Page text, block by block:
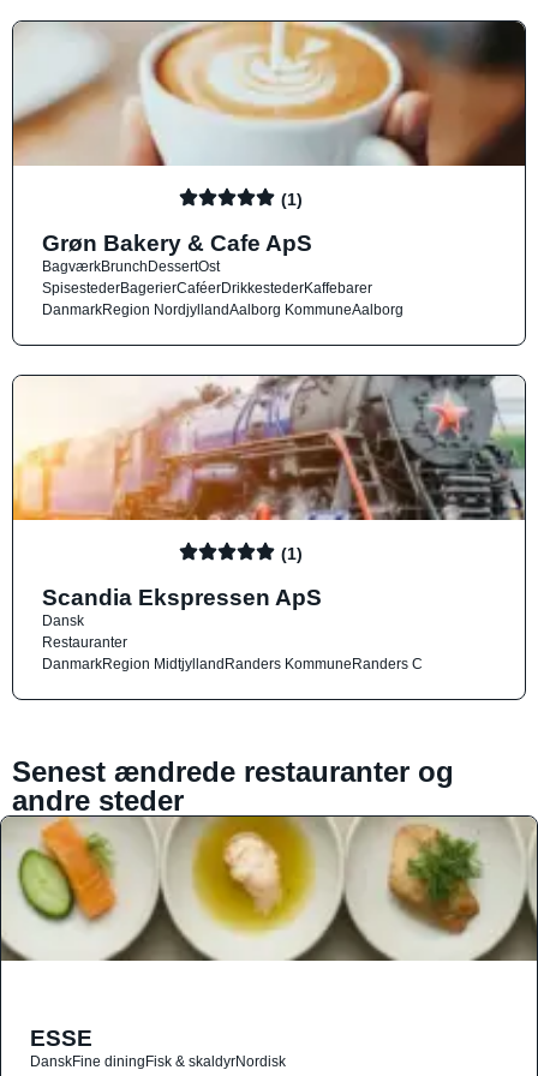
(1)
Grøn Bakery & Cafe ApS
BagværkBrunchDessertOst
SpisestederBagerierCaféerDrikkestederKaffebarer
DanmarkRegion NordjyllandAalborg KommuneAalborg
(1)
Scandia Ekspressen ApS
Dansk
Restauranter
DanmarkRegion MidtjyllandRanders KommuneRanders C
Senest ændrede restauranter og
andre steder
ESSE
DanskFine diningFisk & skaldyrNordisk